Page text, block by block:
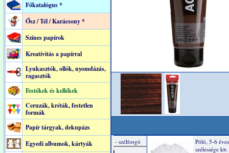
Főkatalógus *
Ősz / Tél / Karácsony *
Színes papírok
Kreatívitás a papírral
Lyukasztók, ollók, nyomdázás,
ragasztók
Festékek és kellékek
Ceruzák, kréták, festetlen
formák
Papír tárgyak, dekupázs
Egyedi albumok, kártyák